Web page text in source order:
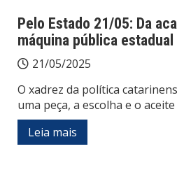
Pelo Estado 21/05: Da
máquina pública estadual
21/05/2025
O xadrez da política
uma peça, a escolha e o aceite
Leia mais